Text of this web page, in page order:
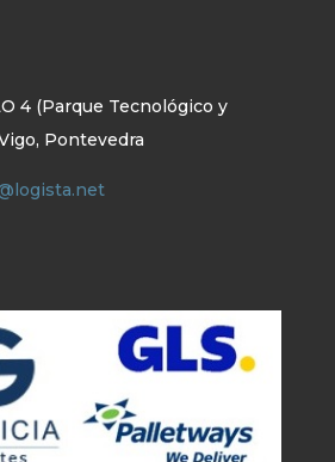
4 (Parque Tecnológico y
Pontevedra